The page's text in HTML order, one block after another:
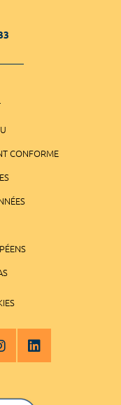
CONFORME